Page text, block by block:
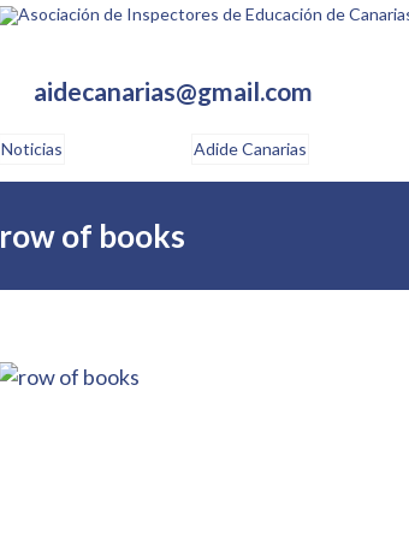
aidecanarias@gmail.com
Noticias Adide Canarias
row of books